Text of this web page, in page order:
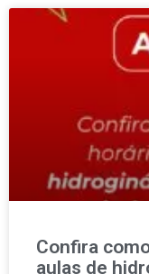
Confira
aulas de